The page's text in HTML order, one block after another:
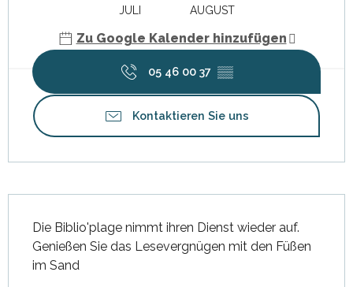
JULI AUGUST
Zu Google Kalender hinzufügen
05 46 00 37 ▒▒
Kontaktieren Sie uns
Die Biblio'plage nimmt ihren Dienst wieder auf.
Genießen Sie das Lesevergnügen mit den Füßen
im Sand